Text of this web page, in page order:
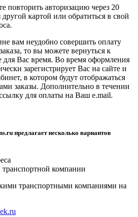
повторить авторизацию через 20
другой картой или обратиться в свой
вам неудобно совершить оплату
то вы можете вернуться к
для Вас время. Во время оформления
зарегистрирует Вас на сайте и
в котором будут отображаться
заказы. Дополнительно в течении
для оплаты на Ваш e.mail.
предлагает несколько вариантов
транспортной компании
транспортными компаниями на